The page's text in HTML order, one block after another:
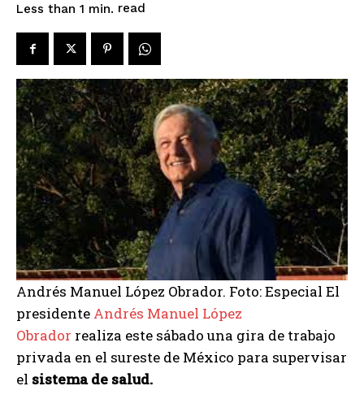
Less than 1 min. read
Andrés Manuel López Obrador. Foto: Especial El
presidente Andrés Manuel López
Obrador realiza este sábado una gira de trabajo
privada en el sureste de México para supervisar
el sistema de salud.